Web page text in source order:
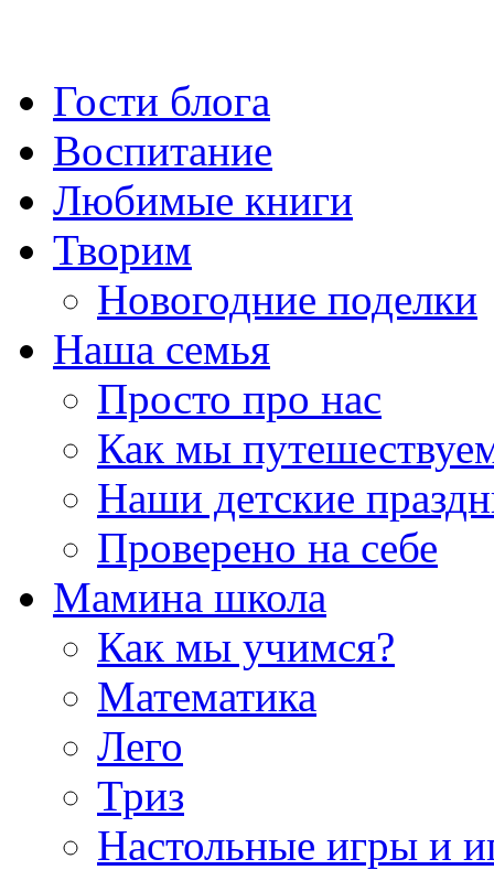
Гости блога
Воспитание
Любимые книги
Творим
Новогодние поделки
Наша семья
Просто про нас
Как мы
Наши детские
Проверено на себе
Мамина школа
Как мы учимся?
Математика
Лего
Триз
Настольные игры и